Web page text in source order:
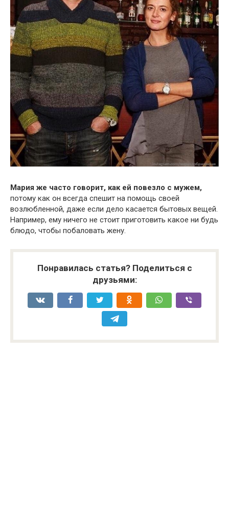
Мария же часто говорит, как ей повезло с мужем,
потому как он всегда спешит на помощь своей
возлюбленной, даже если дело касается бытовых вещей.
Например, ему ничего не стоит приготовить какое ни будь
блюдо, чтобы побаловать жену.
Понравилась статья? Поделиться с
друзьями: